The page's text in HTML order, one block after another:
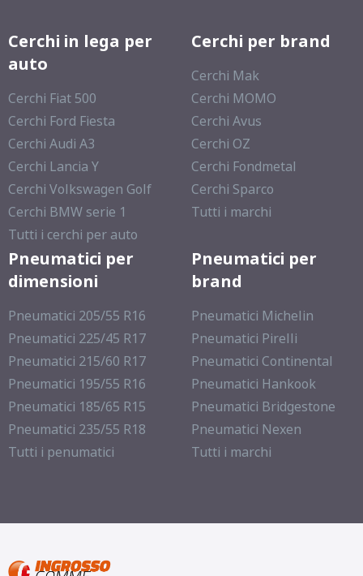
Cerchi in lega per
auto
Cerchi Fiat 500
Cerchi Ford Fiesta
Cerchi Audi A3
Cerchi Lancia Y
Cerchi Volkswagen Golf
Cerchi BMW serie 1
Tutti i cerchi per auto
Cerchi per brand
Cerchi Mak
Cerchi MOMO
Cerchi Avus
Cerchi OZ
Cerchi Fondmetal
Cerchi Sparco
Tutti i marchi
Pneumatici per
dimensioni
Pneumatici 205/55 R16
Pneumatici 225/45 R17
Pneumatici 215/60 R17
Pneumatici 195/55 R16
Pneumatici 185/65 R15
Pneumatici 235/55 R18
Tutti i penumatici
Pneumatici per
brand
Pneumatici Michelin
Pneumatici Pirelli
Pneumatici Continental
Pneumatici Hankook
Pneumatici Bridgestone
Pneumatici Nexen
Tutti i marchi